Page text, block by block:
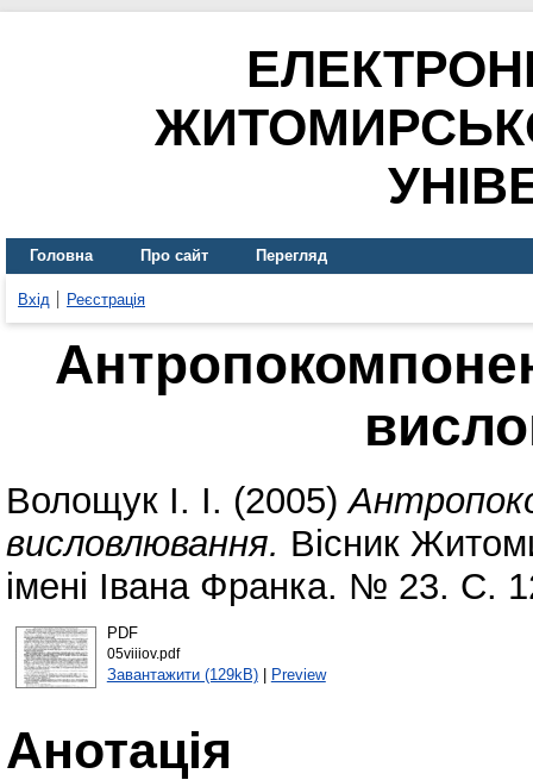
Головна Про сайт Перегляд
Вхід Реєстрація
Волощук І. І. (2005)
висловлювання. Вісник
імені Івана Франка. № 23. С.
PDF
05viiiov.pdf
Завантажити (129kB)| Preview
Анотація